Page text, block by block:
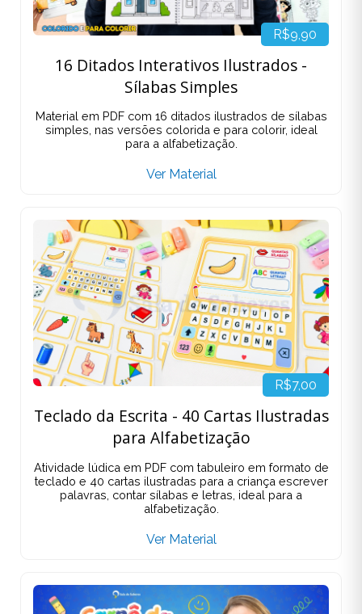
R$9,90
16 Ditados Interativos Ilustrados -
Sílabas Simples
Material em PDF com 16 ditados ilustrados de sílabas
simples, nas versões colorida e para colorir, ideal
para a alfabetização.
Ver Material
R$7,00
Teclado da Escrita - 40 Cartas Ilustradas
para Alfabetização
Atividade lúdica em PDF com tabuleiro em formato de
teclado e 40 cartas ilustradas para a criança escrever
palavras, contar sílabas e letras, ideal para a
alfabetização.
Ver Material